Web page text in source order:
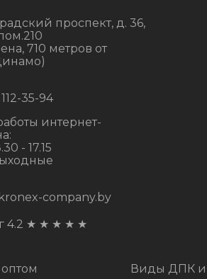
проспект, д. 36,
710 метров от
35-94
интернет-
- 17.15
company.by
4.2 ★ ★ ★ ★ ★
Виды ДПК и